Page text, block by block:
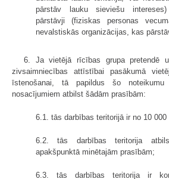
pārstāv lauku sieviešu
pārstāvji (fiziskas personas
nevalstiskās organizācijas, kas
6. Ja vietējā rīcības grupa pretendē
zivsaimniecības attīstībai pasākumā
īstenošanai, tā papildus šo noteikumu
nosacījumiem atbilst šādām prasībām:
6.1. tās darbības teritorijā ir no 10
6.2. tās darbības teritorija
apakšpunktā minētajām prasībām;
6.3. tās darbības teritorija ir